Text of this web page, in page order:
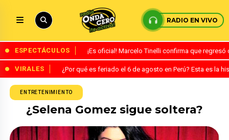
RADIO EN VIVO
ESPECTÁCULOS ¡Es oficial! Marcelo Tinelli confirma que
VIRALES ¿Por qué es feriado el 6 de agosto en Perú? Esta es la
ENTRETENIMIENTO
¿Selena Gomez sigue soltera?